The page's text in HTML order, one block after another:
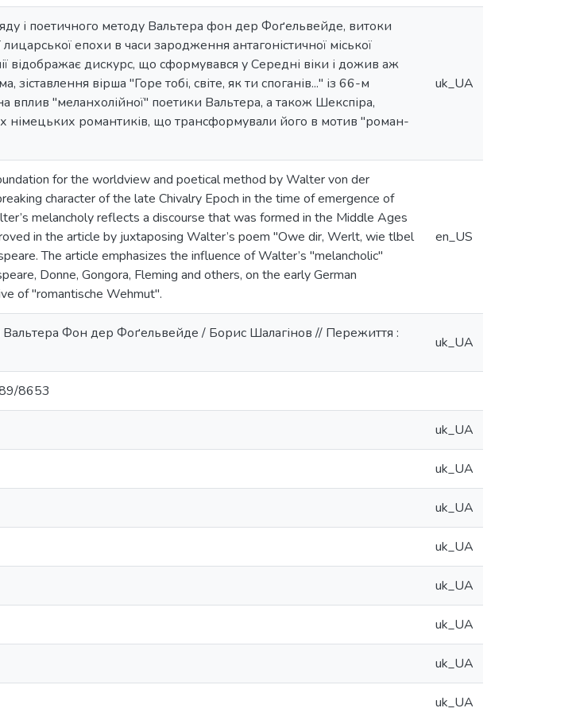
і поетичного методу Вальтера фон дер Фоґельвейде, витоки
епохи в часи заро­дження антагоністичної міської
відображає дис­курс, що сформувався у Середні віки і дожив аж
вірша "Горе тобі, світе, як ти споганів..." із 66-м
вплив "меланхолійної" поетики Вальтера, а також Шекспіра,
німецьких романтиків, що трансформували його в мотив "роман­
uk_UA
for the worldview and poetical method by Walter von der
character of the late Chivalry Epoch in the time of emergence of
melancholy reflects a discourse that was formed in the Middle Ages
in the article by juxtaposing Walter’s poem "Owe dir, Werlt, wie tlbel
The article emphasizes the influence of Walter’s "melancholic"
Donne, Gongora, Fleming and others, on the early German
of "romantische Wehmut".
en_US
Фон дер Фоґельвейде / Борис Шалагінов // Пережиття :
uk_UA
8653
uk_UA
uk_UA
uk_UA
uk_UA
uk_UA
uk_UA
uk_UA
uk_UA